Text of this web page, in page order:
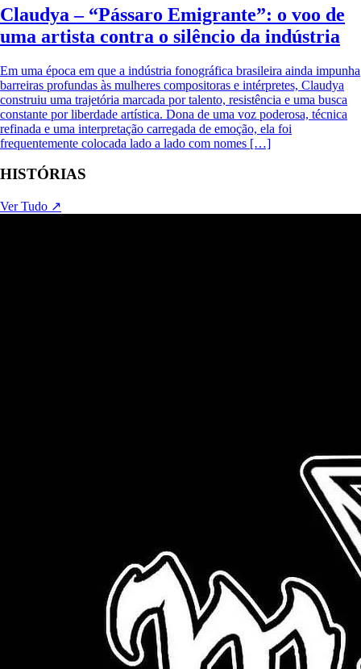
Claudya – “Pássaro Emigrante”: o voo de
uma artista contra o silêncio da indústria
Em uma época em que a indústria fonográfica brasileira ainda impunha
barreiras profundas às mulheres compositoras e intérpretes, Claudya
construiu uma trajetória marcada por talento, resistência e uma busca
constante por liberdade artística. Dona de uma voz poderosa, técnica
refinada e uma interpretação carregada de emoção, ela foi
frequentemente colocada lado a lado com nomes […]
HISTÓRIAS
Ver Tudo ↗